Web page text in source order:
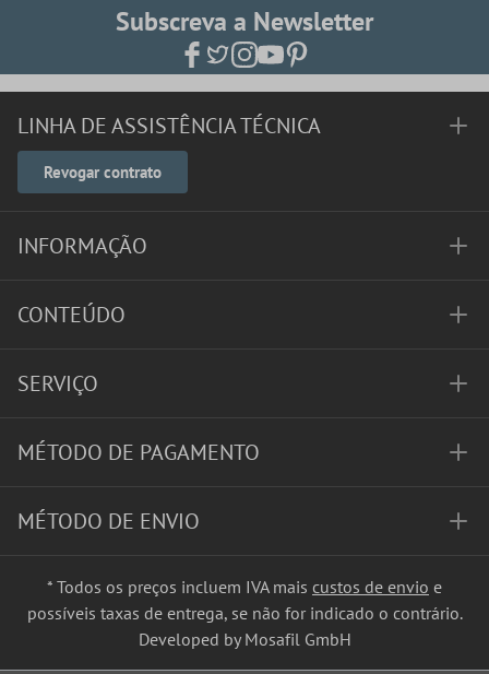
Subscreva a Newsletter
LINHA DE ASSISTÊNCIA TÉCNICA
Revogar contrato
INFORMAÇÃO
CONTEÚDO
SERVIÇO
MÉTODO DE PAGAMENTO
MÉTODO DE ENVIO
* Todos os preços incluem IVA mais custos de envio e
possíveis taxas de entrega, se não for indicado o contrário.
Developed by Mosafil GmbH